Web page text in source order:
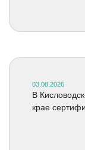
03.08.2026
В
крае